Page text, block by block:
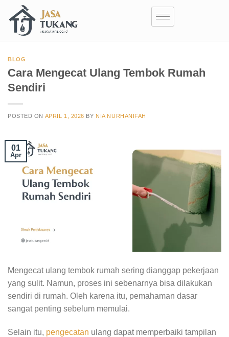
BLOG
Cara Mengecat Ulang Tembok Rumah
Sendiri
POSTED ON APRIL 1, 2026 BY NIA NURHANIFAH
01
Apr
Mengecat ulang tembok rumah sering dianggap pekerjaan
yang sulit. Namun, proses ini sebenarnya bisa dilakukan
sendiri di rumah. Oleh karena itu, pemahaman dasar
sangat penting sebelum memulai.
Selain itu, pengecatan ulang dapat memperbaiki tampilan